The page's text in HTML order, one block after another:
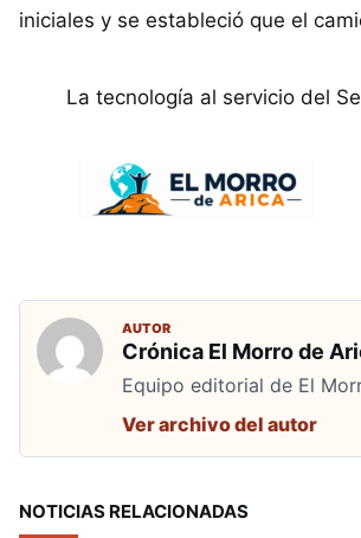
iniciales y se estableció que el
La tecnología al servicio del
AUTOR
Crónica El Morro de
Equipo editorial de El
Ver archivo del autor
NOTICIAS RELACIONADAS